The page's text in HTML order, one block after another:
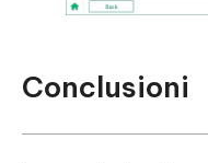
Conclusioni